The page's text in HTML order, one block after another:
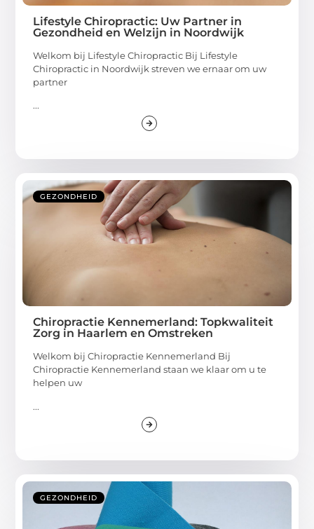
Lifestyle Chiropractic: Uw Partner in
Gezondheid en Welzijn in Noordwijk
Welkom bij Lifestyle Chiropractic Bij Lifestyle
Chiropractic in Noordwijk streven we ernaar om uw
partner
...
GEZONDHEID
Chiropractie Kennemerland: Topkwaliteit
Zorg in Haarlem en Omstreken
Welkom bij Chiropractie Kennemerland Bij
Chiropractie Kennemerland staan we klaar om u te
helpen uw
...
GEZONDHEID